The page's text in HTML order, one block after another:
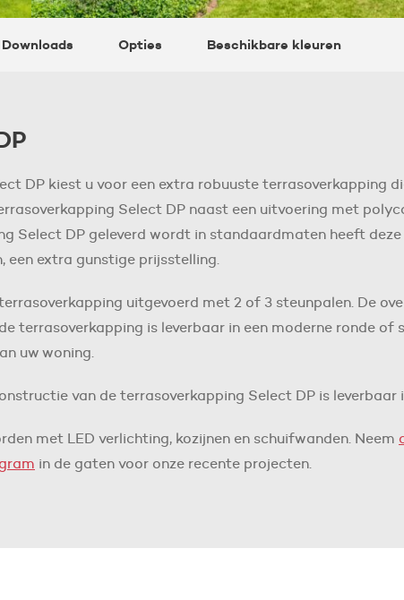
Opties Beschikbare kleuren
DP kiest u voor een extra robuuste terrasoverkapping
Select DP naast een uitvoering met
Select DP geleverd wordt in standaardmaten heeft
extra gunstige prijsstelling.
uitgevoerd met 2 of 3 steunpalen. De
terrasoverkapping is leverbaar in een moderne ronde of
uw woning.
van de terrasoverkapping Select DP is leverbaar
met LED verlichting, kozijnen en schuifwanden. Neem
in de gaten voor onze recente projecten.